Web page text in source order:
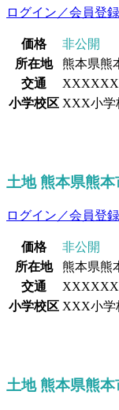
ログイン／会員登録
価格
非公開
所在地
熊本県熊
交通
小学校区 XXX小学
土地 熊本県熊
ログイン／会員登録
価格
非公開
所在地
熊本県熊
交通
小学校区 XXX小学
土地 熊本県熊